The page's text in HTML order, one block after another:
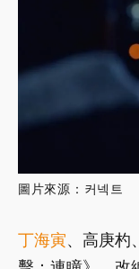
圖片來源：커넥트
丁海寅、高庚杓